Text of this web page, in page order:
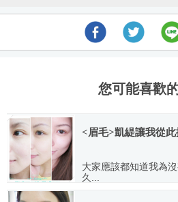
您可能喜歡
<眉毛>凱緹讓我從此
大家應該都知道我為
久...
2012.08.21